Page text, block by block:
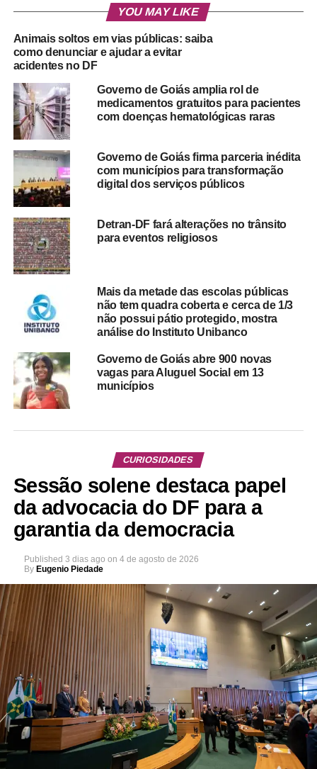
YOU MAY LIKE
Animais soltos em vias públicas: saiba
como denunciar e ajudar a evitar
acidentes no DF
Governo de Goiás amplia rol de
medicamentos gratuitos para pacientes
com doenças hematológicas raras
Governo de Goiás firma parceria inédita
com municípios para transformação
digital dos serviços públicos
Detran-DF fará alterações no trânsito
para eventos religiosos
Mais da metade das escolas públicas
não tem quadra coberta e cerca de 1/3
não possui pátio protegido, mostra
análise do Instituto Unibanco
Governo de Goiás abre 900 novas
vagas para Aluguel Social em 13
municípios
CURIOSIDADES
Sessão solene destaca papel
da advocacia do DF para a
garantia da democracia
Published 3 dias ago on 4 de agosto de 2026
By Eugenio Piedade